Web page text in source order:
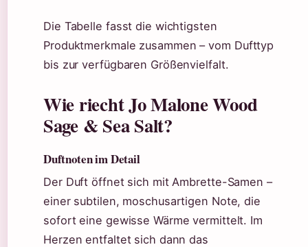
Die Tabelle fasst die wichtigsten
Produktmerkmale zusammen – vom Dufttyp
bis zur verfügbaren Größenvielfalt.
Wie riecht Jo Malone Wood
Sage & Sea Salt?
Duftnoten im Detail
Der Duft öffnet sich mit Ambrette-Samen –
einer subtilen, moschusartigen Note, die
sofort eine gewisse Wärme vermittelt. Im
Herzen entfaltet sich dann das